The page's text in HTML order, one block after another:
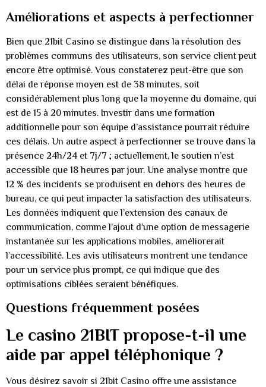
Améliorations et aspects à perfectionner
Bien que 21bit Casino se distingue dans la résolution des
problèmes communs des utilisateurs, son service client peut
encore être optimisé. Vous constaterez peut-être que son
délai de réponse moyen est de 38 minutes, soit
considérablement plus long que la moyenne du domaine, qui
est de 15 à 20 minutes. Investir dans une formation
additionnelle pour son équipe d’assistance pourrait réduire
ces délais. Un autre aspect à perfectionner se trouve dans la
présence 24h/24 et 7j/7 ; actuellement, le soutien n’est
accessible que 18 heures par jour. Une analyse montre que
12 % des incidents se produisent en dehors des heures de
bureau, ce qui peut impacter la satisfaction des utilisateurs.
Les données indiquent que l’extension des canaux de
communication, comme l’ajout d’une option de messagerie
instantanée sur les applications mobiles, améliorerait
l’accessibilité. Les avis utilisateurs montrent une tendance
pour un service plus prompt, ce qui indique que des
optimisations ciblées seraient bénéfiques.
Questions fréquemment posées
Le casino 21BIT propose-t-il une
aide par appel téléphonique ?
Vous désirez savoir si 21bit Casino offre une assistance